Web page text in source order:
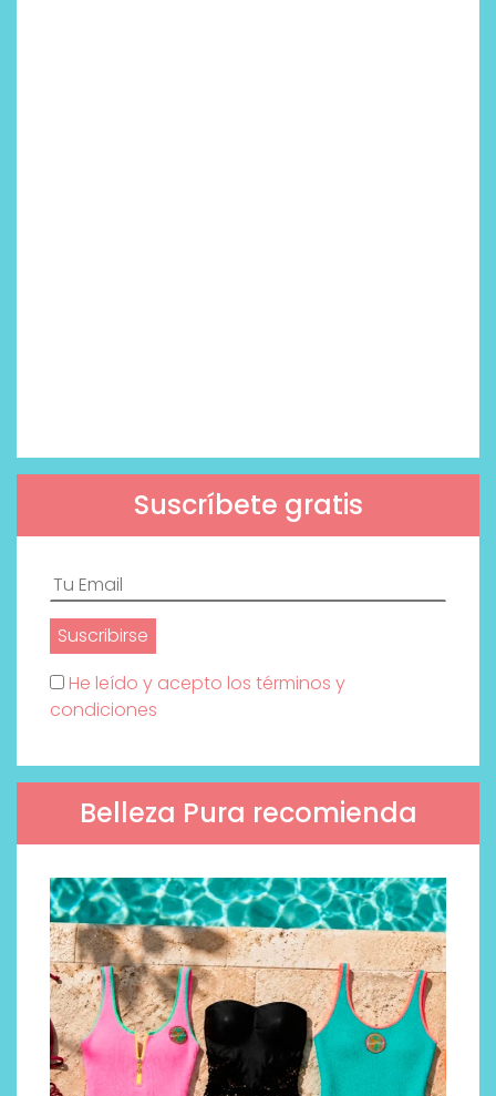
Suscríbete gratis
He leído y acepto los términos y
condiciones
Belleza Pura recomienda